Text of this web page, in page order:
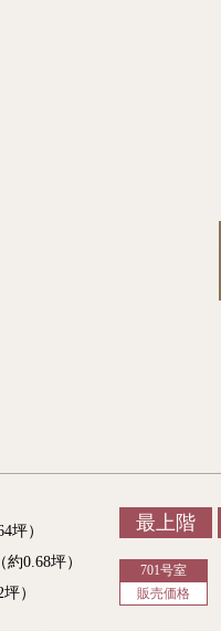
坪）
0.68坪）
）
最上階
701号室
販売価格